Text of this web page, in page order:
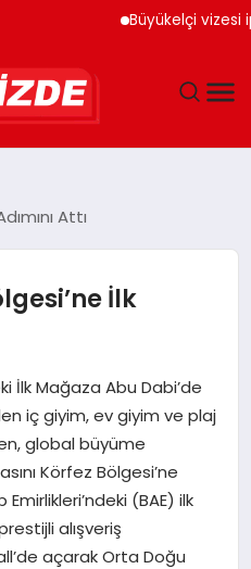
Büyükelçi vizesi iptal
Attı
İlk
İlk Mağaza Abu Dabi’de
iç giyim, ev giyim ve plaj
global büyüme
Körfez Bölgesi’ne
(BAE) ilk
alışveriş
açarak Orta Doğu